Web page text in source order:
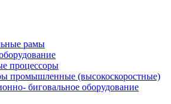
рамы
процессоры
промышленные (высокоскоростные)
биговальное оборудование